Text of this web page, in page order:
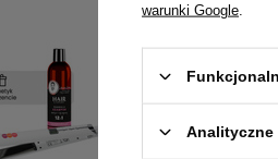
warunki Google